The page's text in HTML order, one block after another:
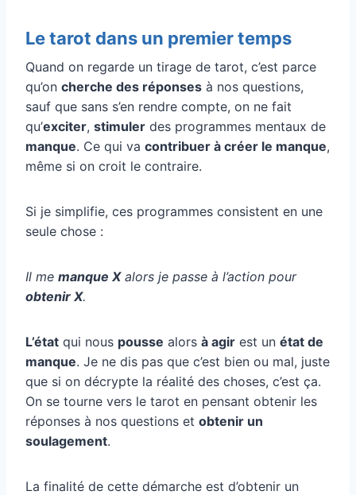
Le tarot dans un premier temps
Quand on regarde un tirage de tarot, c’est parce
qu’on cherche des réponses à nos questions,
sauf que sans s’en rendre compte, on ne fait
qu’exciter, stimuler des programmes mentaux de
manque. Ce qui va contribuer à créer le manque,
même si on croit le contraire.
Si je simplifie, ces programmes consistent en une
seule chose :
Il me manque Xalors je passe à l’action pour
obtenir X.
L’état qui nous pousse alors à agir est un état de
manque. Je ne dis pas que c’est bien ou mal, juste
que si on décrypte la réalité des choses, c’est ça.
On se tourne vers le tarot en pensant obtenir les
réponses à nos questions et obtenir un
soulagement.
La finalité de cette démarche est d’obtenir un